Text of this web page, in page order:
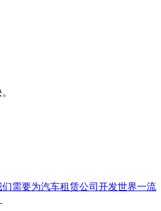
需要为汽车租赁公司开发世界一流